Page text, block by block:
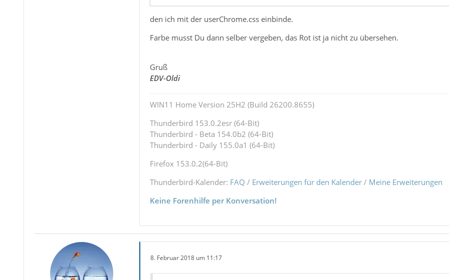
den ich mit der userChrome.css einbinde.
Farbe musst Du dann selber vergeben, das Rot ist ja nicht zu übersehen.
Gruß
EDV-Oldi
WIN11 Home Version 25H2 (Build 26200.8655)
Thunderbird 153.0.2esr (64-Bit)
Thunderbird - Beta 154.0b2 (64-Bit)
Thunderbird - Daily 155.0a1 (64-Bit)
Firefox 153.0.2(64-Bit)
Thunderbird-Kalender: FAQ / Erweiterungen für den Kalender/ Meine Erweiterungen
Keine Forenhilfe per Konversation!
8. Februar 2018 um 11:17